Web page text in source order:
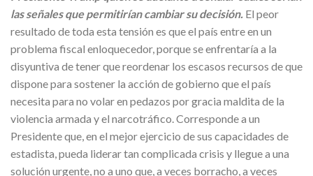
las señales que permitirían cambiar su decisión. El peor
resultado de toda esta tensión es que el país entre en un
problema fiscal enloquecedor, porque se enfrentaría a la
disyuntiva de tener que reordenar los escasos recursos de que
dispone para sostener la acción de gobierno que el país
necesita para no volar en pedazos por gracia maldita de la
violencia armada y el narcotráfico. Corresponde a un
Presidente que, en el mejor ejercicio de sus capacidades de
estadista, pueda liderar tan complicada crisis y llegue a una
solución urgente, no a uno que, a veces borracho, a veces